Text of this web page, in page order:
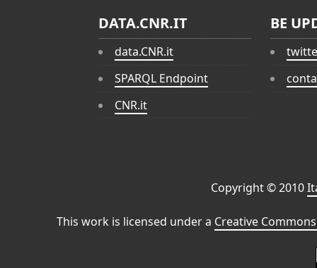
DATA.CNR.IT
data.CNR.it
SPARQL Endpoint
CNR.it
BE
Copyright © 2010
This work is licensed under a Creative